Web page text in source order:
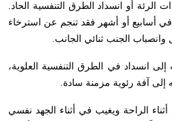
الرئة أو انسداد الطرق التنفسية الحاد.
في أسابيع أو أشهر فقد تنجم عن استرخاء
وانصباب الجنب ثنائي الجانب.
انسداد في الطرق التنفسية العلوية،
إلى آفة رئوية مزمنة سادة.
الراحة ويغيب في أثناء الجهد نفسي